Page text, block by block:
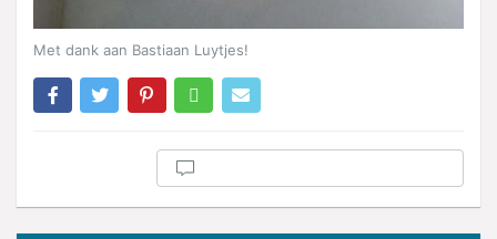
Met dank aan Bastiaan Luytjes!